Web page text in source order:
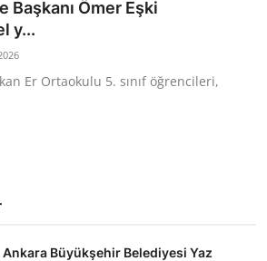
Başkanı Ömer Eşki
y...
Er Ortaokulu 5. sınıf öğrencileri,
Ankara Büyükşehir Belediyesi Yaz